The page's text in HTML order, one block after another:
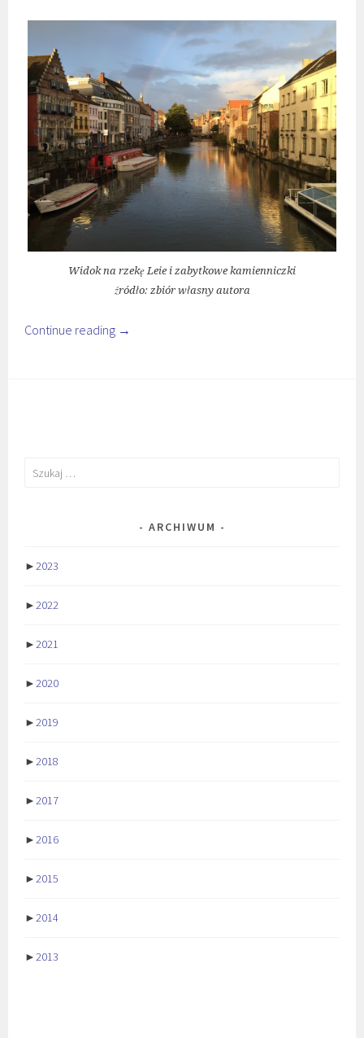
Widok na rzekę Leie i zabytkowe kamienniczki
źródło: zbiór własny autora
Continue reading →
Szukaj:
ARCHIWUM
►2023
►2022
►2021
►2020
►2019
►2018
►2017
►2016
►2015
►2014
►2013